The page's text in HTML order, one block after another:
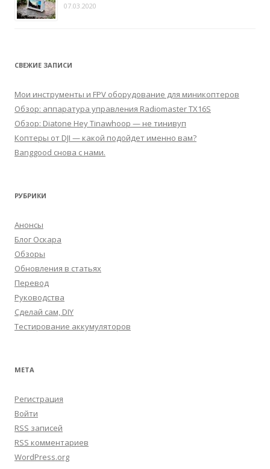
07.03.2020
СВЕЖИЕ ЗАПИСИ
Мои инструменты и FPV оборудование для миникоптеров
Обзор: аппаратура управления Radiomaster TX16S
Обзор: Diatone Hey Tinawhoop — не тинивуп
Коптеры от DJI — какой подойдет именно вам?
Banggood снова с нами.
РУБРИКИ
Анонсы
Блог Оскара
Обзоры
Обновления в статьях
Перевод
Руководства
Сделай сам, DIY
Тестирование аккумуляторов
МЕТА
Регистрация
Войти
RSS записей
RSS комментариев
WordPress.org